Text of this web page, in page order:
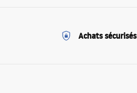
Achats sécurisés